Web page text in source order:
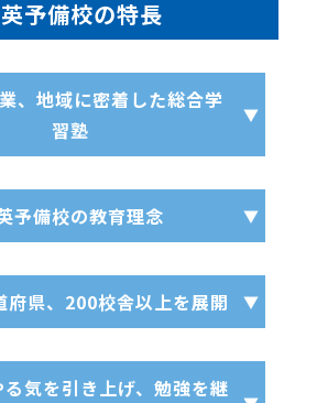
予備校の特長
、地域に密着した総合学
習塾
予備校の教育理念
府県、200校舎以上を展開
気を引き上げ、勉強を継